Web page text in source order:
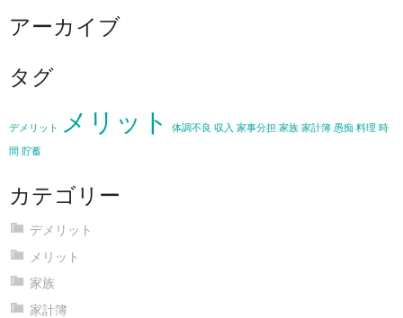
アーカイブ
タグ
デメリット メリット 体調不良 収入 家事分担 家族 家計簿 愚痴 料理 時
間 貯蓄
カテゴリー
デメリット
メリット
家族
家計簿